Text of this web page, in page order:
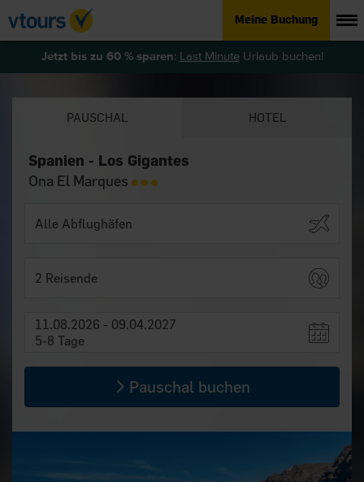
Meine Buchung
Jetzt bis zu 60 % sparen: Last MinuteUrlaub buchen!
PAUSCHAL HOTEL
Spanien - Los Gigantes
Ona El Marques
2 Reisende
11.08.2026 - 09.04.2027
5-8 Tage
Pauschal buchen